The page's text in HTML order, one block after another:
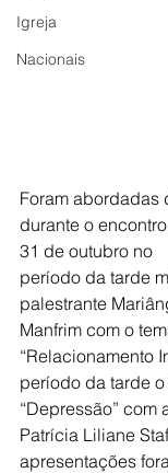
Igreja
Nacionais
Foram abordadas
durante o
31 de outubro no
período da tarde
palestrante
Manfrim com o
“Relacionamento
período da tarde o
“Depressão” com
Patrícia Liliane
apresentações